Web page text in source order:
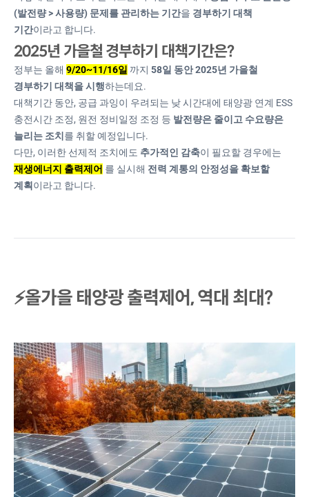
(발전량 > 사용량) 문제를 관리하는 기간을 경부하기 대책
기간이라고 합니다.
2025년 가을철 경부하기 대책기간은?
정부는 올해 9/20~11/16일 까지 58일 동안 2025년 가을철
경부하기 대책을 시행하는데요.
대책기간 동안, 공급 과잉이 우려되는 낮 시간대에 태양광 연계 ESS
충전시간 조정, 원전 정비일정 조정 등 발전량은 줄이고 수요량은
늘리는 조치 를 취할 예정입니다.
다만, 이러한 선제적 조치에도 추가적인 감축이 필요할 경우에는
재생에너지 출력제어 를 실시해 전력 계통의 안정성을 확보할
계획 이라고 합니다.
⚡올가을 태양광 출력제어, 역대 최대?